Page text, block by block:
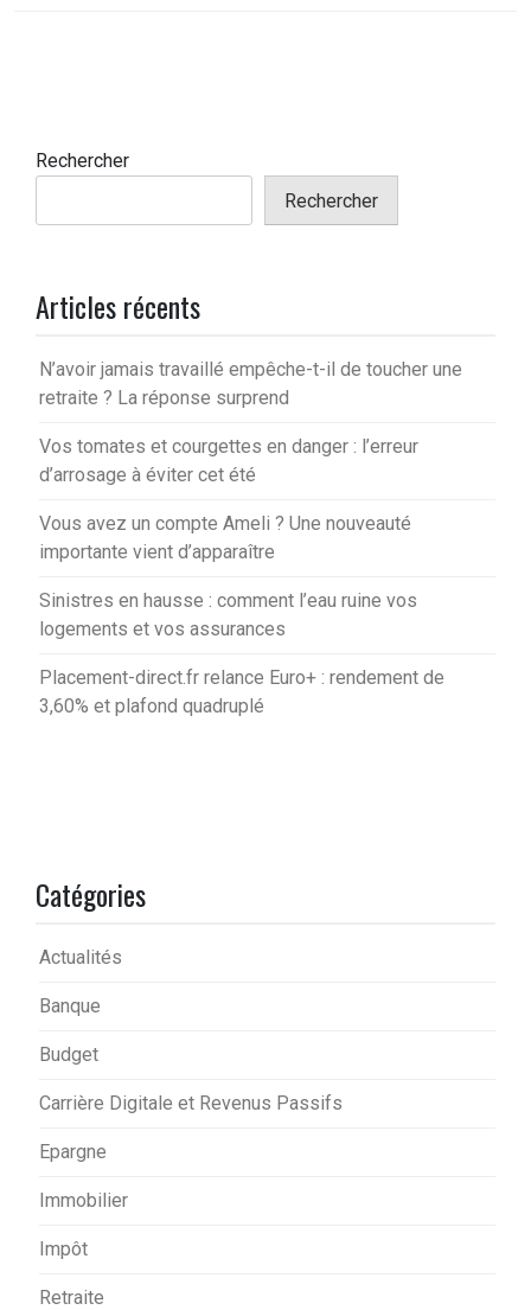
Rechercher
Rechercher
Articles récents
N’avoir jamais travaillé empêche-t-il de toucher une
retraite ? La réponse surprend
Vos tomates et courgettes en danger : l’erreur
d’arrosage à éviter cet été
Vous avez un compte Ameli ? Une nouveauté
importante vient d’apparaître
Sinistres en hausse : comment l’eau ruine vos
logements et vos assurances
Placement-direct.fr relance Euro+ : rendement de
3,60% et plafond quadruplé
Catégories
Actualités
Banque
Budget
Carrière Digitale et Revenus Passifs
Epargne
Immobilier
Impôt
Retraite